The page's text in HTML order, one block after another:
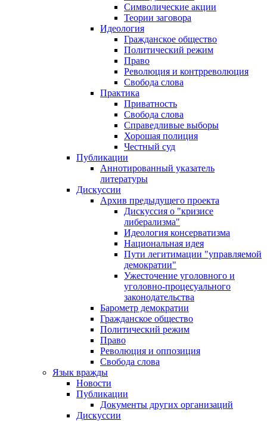
Символические акции
Теории заговора
Идеология
Гражданское общество
Политический режим
Право
Революция и контрреволюция
Свобода слова
Практика
Приватность
Свобода слова
Справедливые выборы
Хорошая полиция
Честный суд
Публикации
Аннотированный указатель
литературы
Дискуссии
Архив предыдущего проекта
Дискуссия о "кризисе
либерализма"
Идеология консерватизма
Национальная идея
Пути легитимации "управляемой
демократии"
Ужесточение уголовного и
уголовно-процесуального
законодательства
Барометр демократии
Гражданское общество
Политический режим
Право
Революция и оппозиция
Свобода слова
Язык вражды
Новости
Публикации
Документы других организаций
Дискуссии